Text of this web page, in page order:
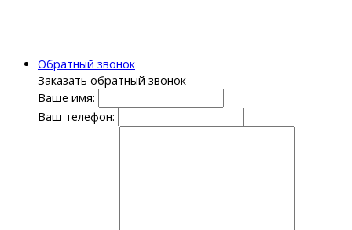
Обратный звонок
Заказать обратный звонок
Ваше имя:
Ваш телефон: